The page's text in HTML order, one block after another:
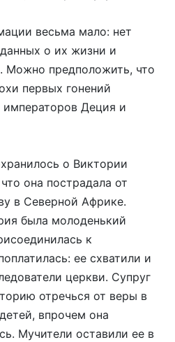
весьма мало: нет
о их жизни и
Можно предположить, что
первых гонений
императоров Деция и
о Виктории
она пострадала от
в Северной Африке.
была молоденький
к
ее схватили и
церкви. Супруг
отречься от веры в
впрочем она
Мучители оставили ее в